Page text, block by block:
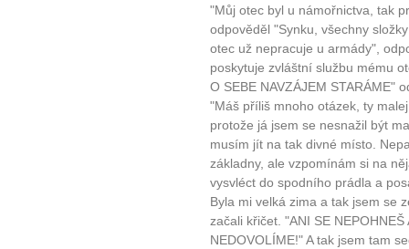
"Můj otec byl u námořnictva, tak
odpověděl "Synku, všechny
otec už nepracuje u armády",
poskytuje zvláštní službu mému
O SEBE NAVZÁJEM STARÁME"
"Máš příliš mnoho otázek, ty
protože já jsem se nesnažil být
musím jít na tak divné místo.
základny, ale vzpomínám si na
vysvléct do spodního prádla a
Byla mi velká zima a tak jsem se
začali křičet. "ANI SE
NEDOVOLÍME!" A tak jsem tam